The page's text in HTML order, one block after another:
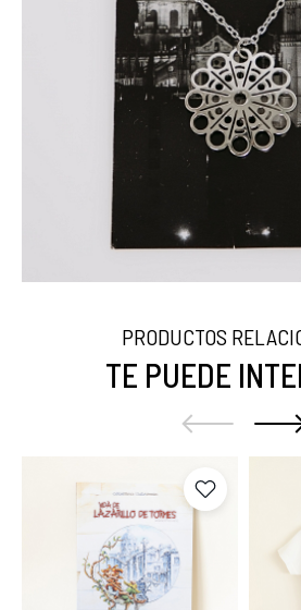
PRODUCTOS
TE PUEDE